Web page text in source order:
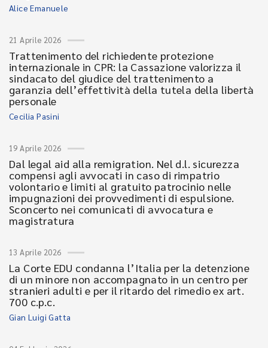
Alice Emanuele
21 Aprile 2026
Trattenimento del richiedente protezione
internazionale in CPR: la Cassazione valorizza il
sindacato del giudice del trattenimento a
garanzia dell’effettività della tutela della libertà
personale
Cecilia Pasini
19 Aprile 2026
Dal legal aid alla remigration. Nel d.l. sicurezza
compensi agli avvocati in caso di rimpatrio
volontario e limiti al gratuito patrocinio nelle
impugnazioni dei provvedimenti di espulsione.
Sconcerto nei comunicati di avvocatura e
magistratura
13 Aprile 2026
La Corte EDU condanna l’Italia per la detenzione
di un minore non accompagnato in un centro per
stranieri adulti e per il ritardo del rimedio ex art.
700 c.p.c.
Gian Luigi Gatta